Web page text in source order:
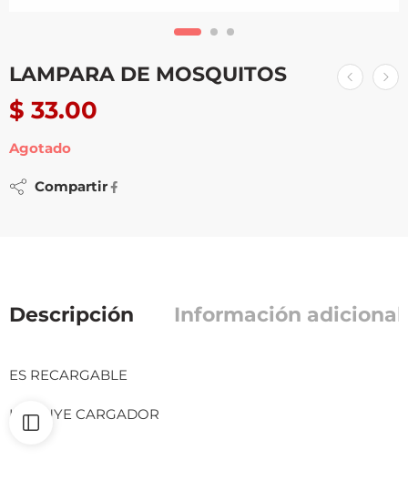
LAMPARA DE MOSQUITOS
$ 33.00
Agotado
Compartir
Descripción Información adicional
ES RECARGABLE
INCLUYE CARGADOR